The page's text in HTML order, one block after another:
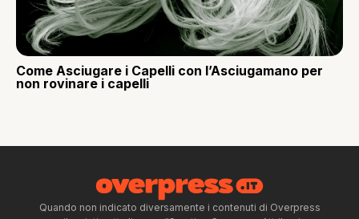
Come Asciugare i Capelli con l’Asciugamano per
non rovinare i capelli
Quando non indicato diversamente i contenuti di Overpress